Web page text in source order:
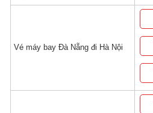
Vé máy bay Đà Nẵng đi Hà Nội